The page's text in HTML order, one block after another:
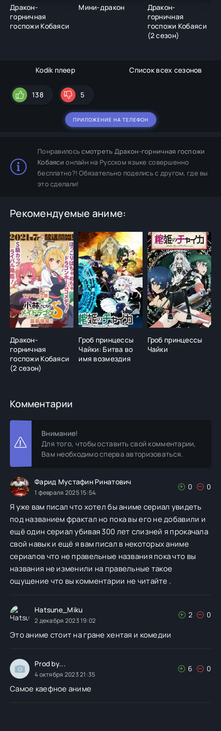
Дракон-
горничная
госпожи Кобаяси
Мини-дракон
Дракон-
горничная
госпожи Кобаяси
(2 сезон)
Kodik плеер Список всех сезонов
138 5
ПРИЛОЖЕНИЕ НА ТЕЛЕФОН
Понравилосьсмотреть Дракон-горничная госпожи
Кобаяси онлайн на Русском языке совершенно
бесплатно?! Обязательно поделись с другом, где вы
это сделали!
Рекомендуемые аниме:
Дракон-
горничная
госпожи Кобаяси
(2 сезон)
Гроб принцессы
Чайки: Битва во
имя возмездия
Гроб принцессы
Чайки
Комментарии
Внимание!
Для того, чтобы оставить свой комментарии,
Вам необходимо сперва авторизоваться.
Фарид Мустафин Ринатович
1 февраля 2025 15:54
0 0
Я уже вам писал что хотел бы аниме сериал увидеть
под названием фрактал но пока вы его не добавили и
ещё один сериал убивая 300 лет слизней я прокачала
свой навык и ещё я вам писал в некоторых аниме
сериалов что не правельные названия пока что вы
названия не изменили на правельные такое
ощущение что вы комментарии не читайте .
Hatsune_Miku
2 декабря 2023 19:02
2 0
Это аниме стоит на гране хентая и комедии
Prod by...
4 октября 2023 21:35
6 0
Самое каефное аниме